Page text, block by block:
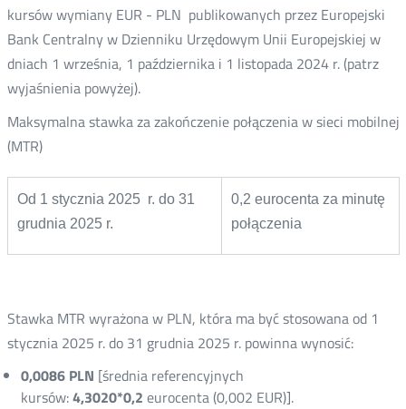
kursów wymiany EUR - PLN publikowanych przez Europejski
Bank Centralny w Dzienniku Urzędowym Unii Europejskiej w
dniach 1 września, 1 października i 1 listopada 2024 r. (patrz
wyjaśnienia powyżej).
Maksymalna stawka za zakończenie połączenia w sieci mobilnej
(MTR)
Od 1 stycznia 2025 r. do 31
grudnia 2025 r.
0,2 eurocenta za minutę
połączenia
Stawka MTR wyrażona w PLN, która ma być stosowana od 1
stycznia 2025 r. do 31 grudnia 2025 r. powinna wynosić:
0,0086 PLN [średnia referencyjnych
kursów:4,3020*0,2 eurocenta (0,002 EUR)].